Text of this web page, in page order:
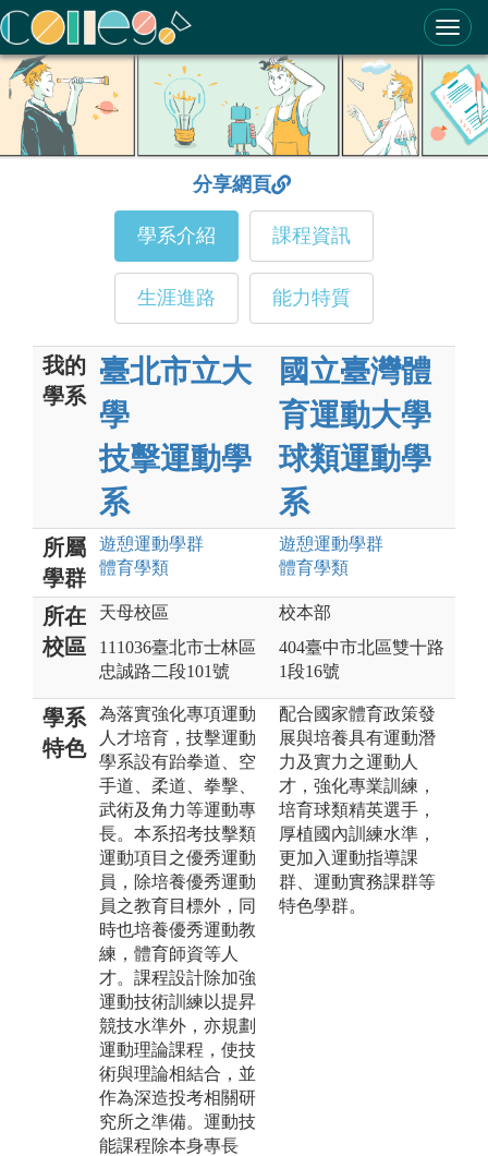
ColleGo! 大學選才與高中育才輔助系統
分享網頁
學系介紹 課程資訊
生涯進路 能力特質
我的
學系
臺北市立大
學
技擊運動學
系
國立臺灣體
育運動大學
球類運動學
系
所屬
學群
遊憩運動學群
體育學類
遊憩運動學群
體育學類
所在
校區
天母校區
111036臺北市士林區
忠誠路二段101號
校本部
404臺中市北區雙十路
1段16號
學系
特色
為落實強化專項運動
人才培育，技擊運動
學系設有跆拳道、空
手道、柔道、拳擊、
武術及角力等運動專
長。本系招考技擊類
運動項目之優秀運動
員，除培養優秀運動
員之教育目標外，同
時也培養優秀運動教
練，體育師資等人
才。課程設計除加強
運動技術訓練以提昇
競技水準外，亦規劃
運動理論課程，使技
術與理論相結合，並
作為深造投考相關研
究所之準備。運動技
能課程除本身專長
配合國家體育政策發
展與培養具有運動潛
力及實力之運動人
才，強化專業訓練，
培育球類精英選手，
厚植國內訓練水準，
更加入運動指導課
群、運動實務課群等
特色學群。